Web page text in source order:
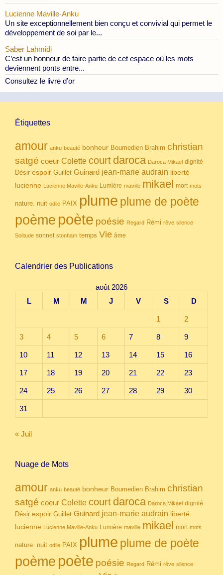
Lucienne Maville-Anku
Un site exceptionnellement bien conçu et convivial qui permet le
développement de soi par le...
Saber Lahmidi
C’est un honneur de faire partie de cet espace où les mots
deviennent ponts entre...
Consultez le livre d’or
Étiquettes
amour anku beauté bonheur Boumedien Brahim christian
satgé coeur Colette court daroca Daroca Mikael dignité
Désir espoir Guillet Guinard jean-marie audrain liberté
lucienne Lucienne Maville-Anku Lumière maville mikael mort mots
nature. nuit odile PAIX plume plume de poète
poème poète poésie Regard Rémi rêve silence
Solitude sonnet stonham temps Vie âme
Calendrier des Publications
août 2026
L
M M J V S D
1 2
3 4 5 6 7 8 9
10 11 12 13 14 15 16
17 18 19 20 21 22 23
24 25 26 27 28 29 30
31
« Juil
Nuage de Mots
amour anku beauté bonheur Boumedien Brahim christian
satgé coeur Colette court daroca Daroca Mikael dignité
Désir espoir Guillet Guinard jean-marie audrain liberté
lucienne Lucienne Maville-Anku Lumière maville mikael mort mots
nature. nuit odile PAIX plume plume de poète
poème poète poésie Regard Rémi rêve silence